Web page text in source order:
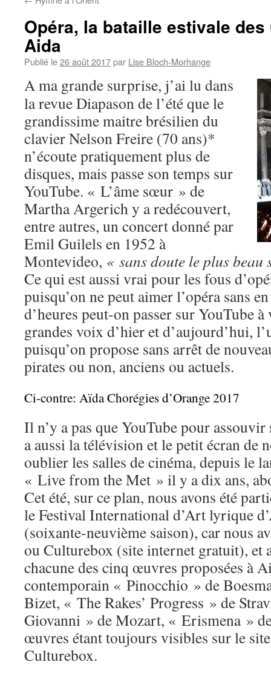
Opéra, la bataille estivale des
Aida
Publié le26 août 2017par Lise Bloch-Morhange
A ma grande surprise, j’ai lu dans
la revue Diapason de l’été que le
grandissime maitre brésilien du
clavier Nelson Freire (70 ans)*
n’écoute pratiquement plus de
disques, mais passe son temps sur
YouTube. « L’âme sœur » de
Martha Argerich y a redécouvert,
entre autres, un concert donné par
Emil Guilels en 1952 à
Montevideo, « sans doute le plus beau
Ce qui est aussi vrai pour les fous
puisqu’on ne peut aimer l’opéra sans
d’heures peut-on passer sur YouTube
grandes voix d’hier et d’aujourd’hui,
puisqu’on propose sans arrêt de
pirates ou non, anciens ou actuels.
Ci-contre: Aïda Chorégies d’Orange 2017
Il n’y a pas que YouTube pour
a aussi la télévision et le petit écran de
oublier les salles de cinéma, depuis le
« Live from the Met » il y a dix ans,
Cet été, sur ce plan, nous avons été
le Festival International d’Art lyrique
(soixante-neuvième saison), car nous
ou Culturebox (site internet gratuit), et
chacune des cinq œuvres proposées à
contemporain « Pinocchio » de
Bizet, « The Rakes’ Progress » de
Giovanni » de Mozart, « Erismena »
œuvres étant toujours visibles sur le
Culturebox.